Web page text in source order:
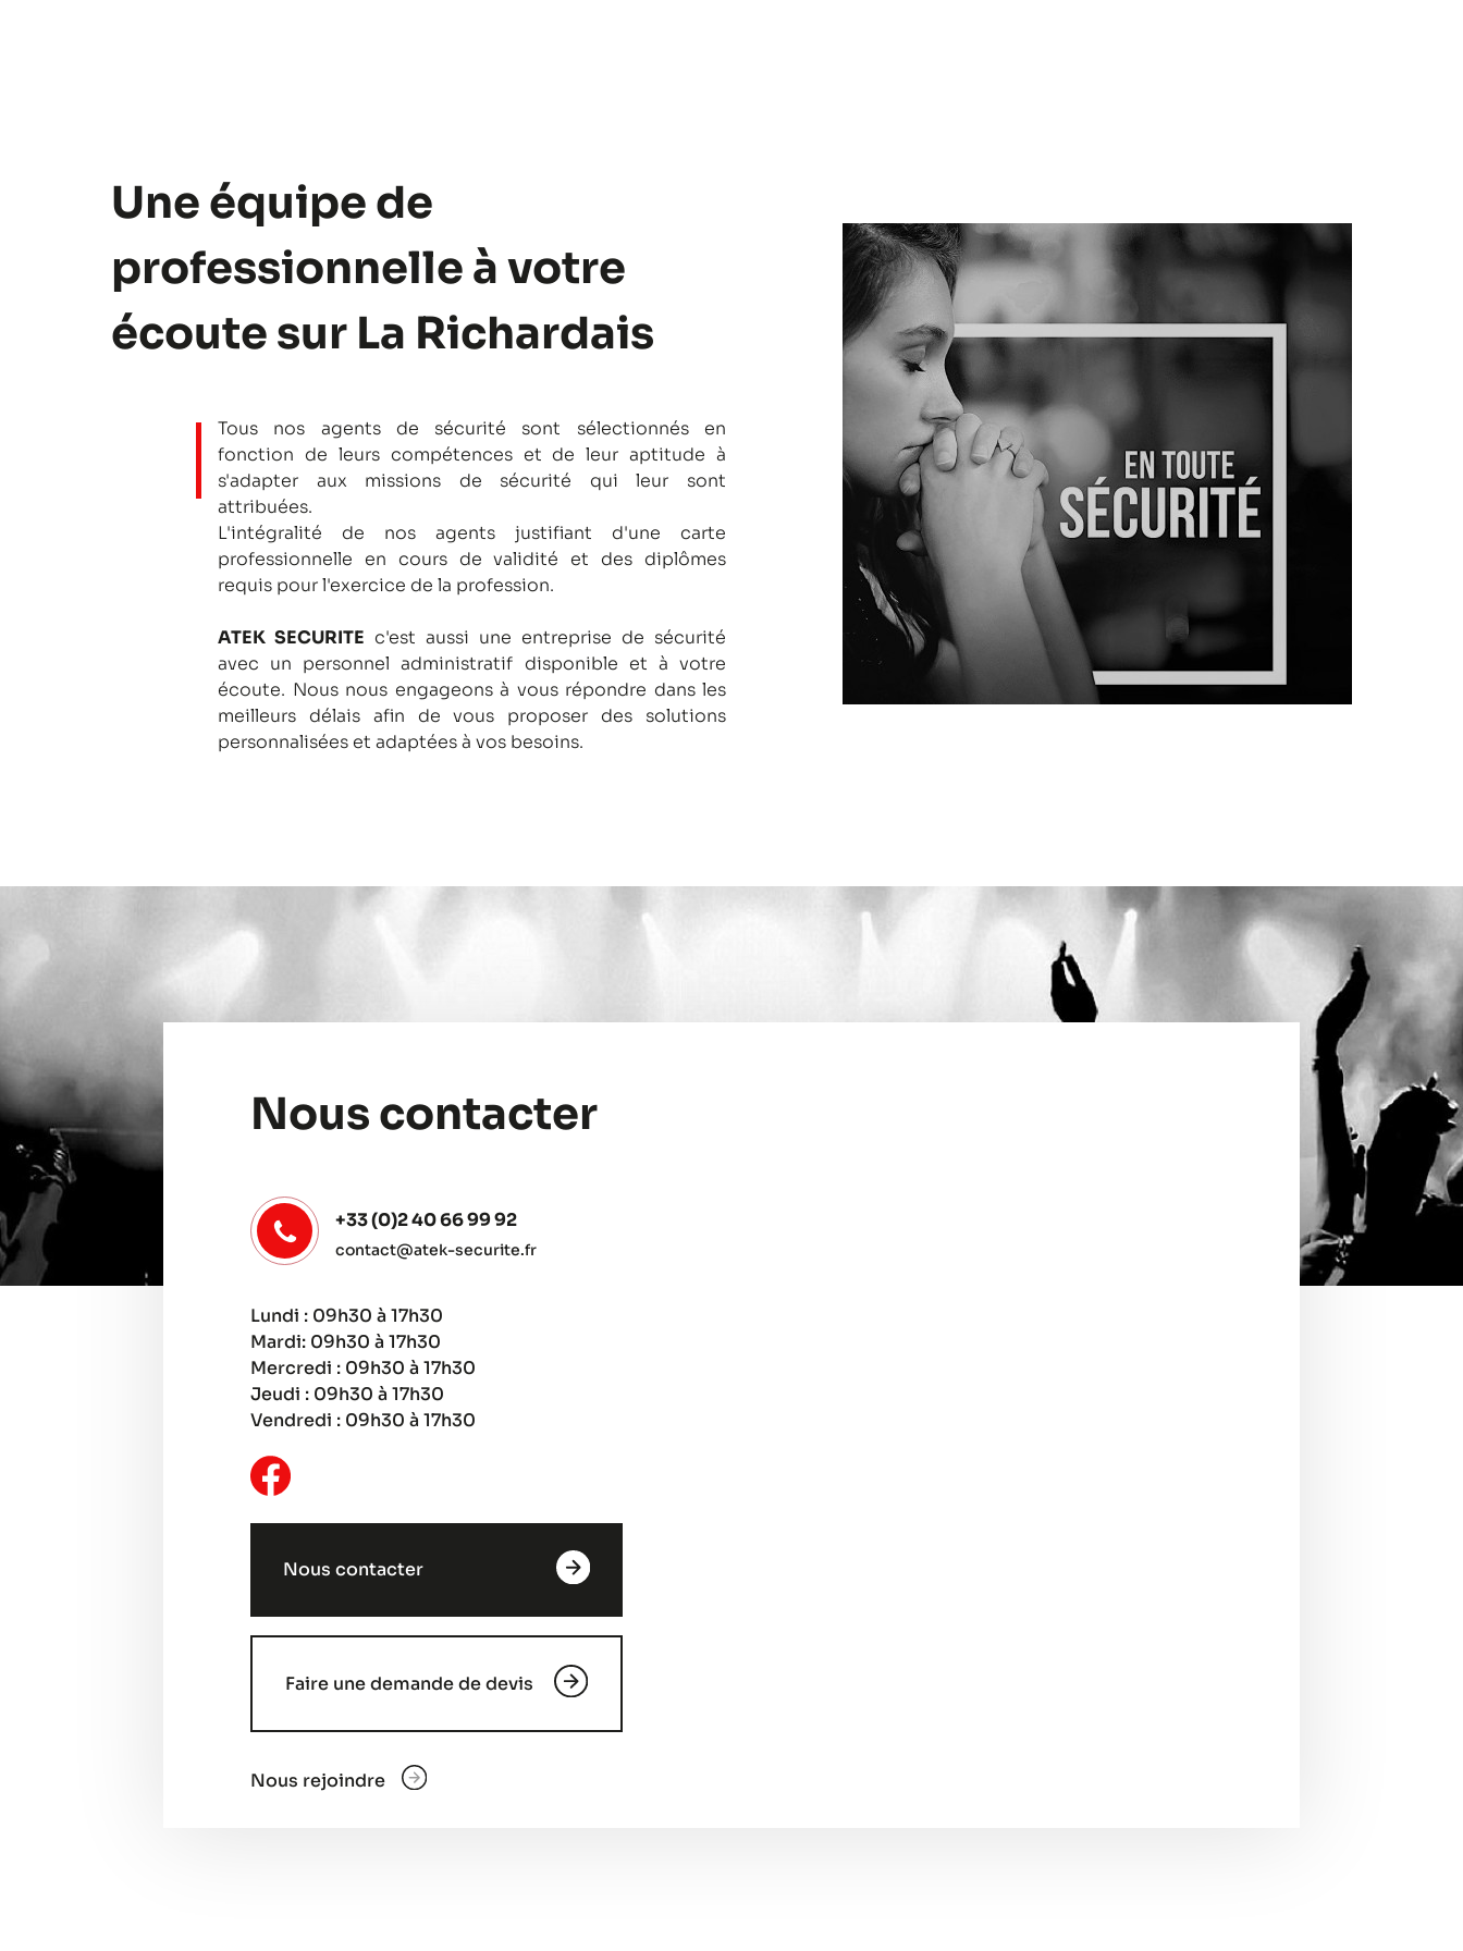
Une équipe de
professionnelle à votre
écoute sur La Richardais
Tous nos agents de sécurité sont sélectionnés en
fonction de leurs compétences et de leur aptitude à
s'adapter aux missions de sécurité qui leur sont
attribuées.
L'intégralité de nos agents justifiant d'une carte
professionnelle en cours de validité et des diplômes
requis pour l'exercice de la profession.
ATEK SECURITE c'est aussi une entreprise de sécurité
avec un personnel administratif disponible et à votre
écoute. Nous nous engageons à vous répondre dans les
meilleurs délais afin de vous proposer des solutions
personnalisées et adaptées à vos besoins.
Nous contacter
+33 (0)2 40 66 99 92
contact@atek-securite.fr
Lundi : 09h30 à 17h30
Mardi: 09h30 à 17h30
Mercredi : 09h30 à 17h30
Jeudi : 09h30 à 17h30
Vendredi : 09h30 à 17h30
Nous contacter
Faire une demande de devis
Nous rejoindre